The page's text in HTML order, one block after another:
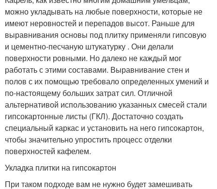
можно укладывать на любые поверхности, которые не
имеют неровностей и перепадов высот. Раньше для
выравнивания основы под плитку применяли гипсовую
и цементно-песчаную штукатурку . Они делали
поверхности ровными. Но далеко не каждый мог
работать с этими составами. Выравнивание стен и
полов с их помощью требовало определенных умений и
по-настоящему больших затрат сил. Отличной
альтернативой использованию указанных смесей стали
гипсокартонные листы (ГКЛ). Достаточно создать
специальный каркас и установить на него гипсокартон,
чтобы значительно упростить процесс отделки
поверхностей кафелем.
Укладка плитки на гипсокартон
При таком подходе вам не нужно будет замешивать